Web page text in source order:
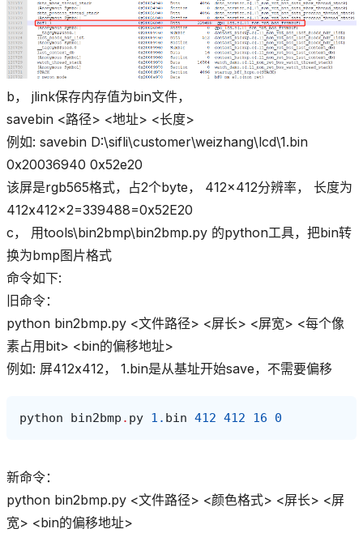
b， jlink保存内存值为bin文件，
savebin <路径> <地址> <长度>
例如: savebin D:\sifli\customer\weizhang\lcd\1.bin
0x20036940 0x52e20
该屏是rgb565格式，占2个byte， 412x412分辨率， 长度为
412x412x2=339488=0x52E20
c， 用tools\bin2bmp\bin2bmp.py 的python工具，把bin转
换为bmp图片格式
命令如下:
旧命令：
python bin2bmp.py <文件路径> <屏长> <屏宽> <每个像
素占用bit> <bin的偏移地址>
例如: 屏412x412， 1.bin是从基址开始save，不需要偏移
python bin2bmp . py 1. bin 412 412 16 0
新命令：
python bin2bmp.py <文件路径> <颜色格式> <屏长> <屏
宽> <bin的偏移地址>